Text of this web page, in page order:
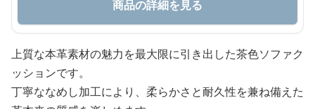
商品の詳細を見る
上質な本革素材の魅力を最大限に引き出した茶色ソファク
ッションです。
丁寧ななめし加工により、柔らかさと耐久性を兼ね備えた